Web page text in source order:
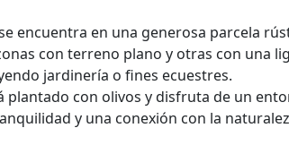
encuentra en una generosa parcela
con terreno plano y otras con una
jardinería o fines ecuestres.
plantado con olivos y disfruta de un
y una conexión con la